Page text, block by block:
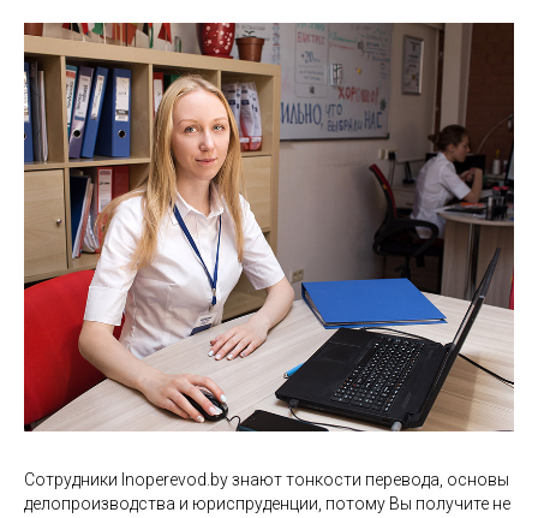
Сотрудники Inoperevod.by знают тонкости перевода, основы
делопроизводства и юриспруденции, потому Вы получите не